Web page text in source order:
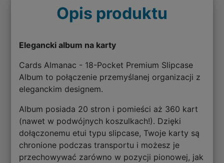
Opis produktu
Elegancki album na karty
Cards Almanac - 18-Pocket Premium Slipcase
Album to połączenie przemyślanej organizacji z
eleganckim designem.
Album posiada 20 stron i pomieści aż 360 kart
(nawet w podwójnych koszulkach!). Dzięki
dołączonemu etui typu slipcase, Twoje karty są
chronione podczas transportu i możesz je
przechowywać zarówno w pozycji pionowej, jak